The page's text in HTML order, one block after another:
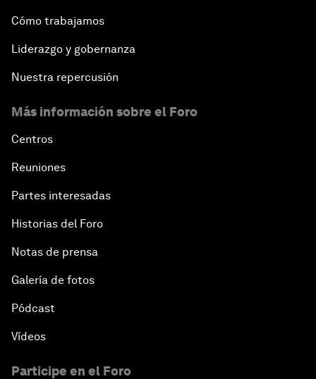
Cómo trabajamos
Liderazgo y gobernanza
Nuestra repercusión
Más información sobre el Foro
Centros
Reuniones
Partes interesadas
Historias del Foro
Notas de prensa
Galería de fotos
Pódcast
Vídeos
Participe en el Foro